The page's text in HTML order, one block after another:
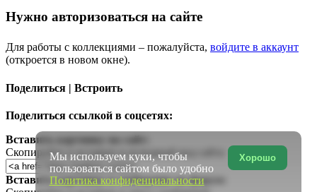
Нужно авторизоваться на сайте
Для работы с коллекциями – пожалуйста, войдите в аккаунт
(откроется в новом окне).
Поделиться | Встроить
Поделиться ссылкой в соцсетях:
Вставить картинку на сайт:
Скопируйте и вставьте в исходный код сайта
Вставить картинку в сообщение на форум:
Хорошо
Мы используем куки, чтобы
пользоваться сайтом было удобно
Политика конфиденциальности